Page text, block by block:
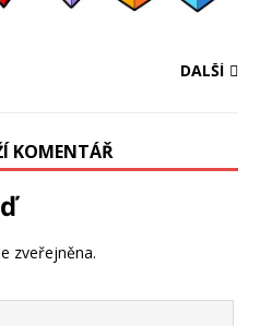
DALŠÍ
KOMENTÁŘ
zveřejněna.